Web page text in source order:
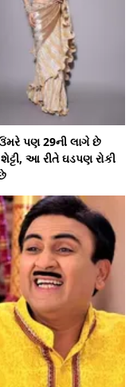
પણ 29ની લાગે છે
શેટ્ટી, આ રીતે ઘડપણ રોકી